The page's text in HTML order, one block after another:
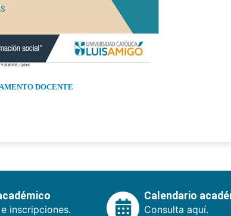
DOCENTE
inscripciones.
Calendario
Consulta aquí.